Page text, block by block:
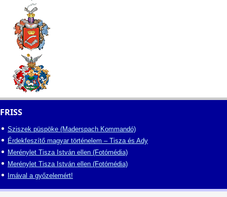
FRISS
Sziszek püspöke (Maderspach Kommandó)
Érdekfeszítő magyar történelem – Tisza és Ady
Merénylet Tisza István ellen (Fotómédia)
Merénylet Tisza István ellen (Fotómédia)
Imával a győzelemért!